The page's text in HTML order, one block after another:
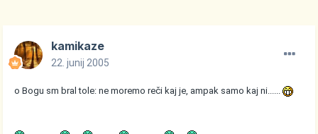
kamikaze
22. junij 2005
o Bogu sm bral tole: ne moremo reči kaj je, ampak samo kaj ni......